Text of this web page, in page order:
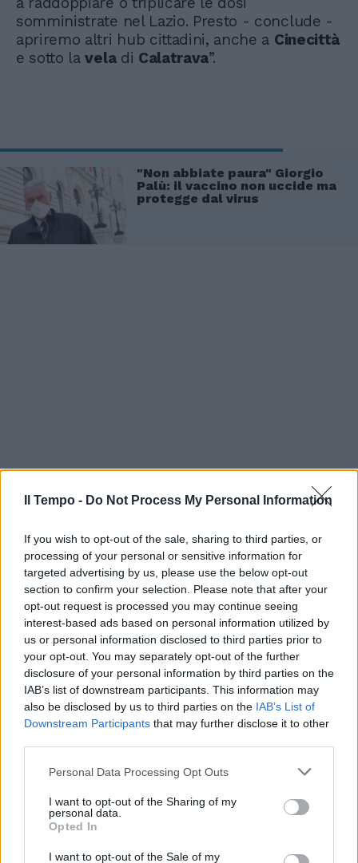
Il Tempo - Do Not Process My Personal Information
If you wish to opt-out of the sale, sharing to third parties, or
processing of your personal or sensitive information for
targeted advertising by us, please use the below opt-out
section to confirm your selection. Please note that after your
opt-out request is processed you may continue seeing
interest-based ads based on personal information utilized by
us or personal information disclosed to third parties prior to
your opt-out. You may separately opt-out of the further
disclosure of your personal information by third parties on the
IAB’s list of downstream participants. This information may
also be disclosed by us to third parties on the IAB’s List of
Downstream Participants that may further disclose it to other
Personal Data Processing Opt Outs
I want to opt-out of the Sharing of my
personal data.
Opted In
I want to opt-out of the Sale of my
somministrate nel Lazio. Presto - conclude -
apriremo altri hub cittadini, anche a Cinecittà
e sotto laveladi Calatrava”.
"Non abbiate paura" Giorgio
Palù: il vaccino non uccide ma
protegge dal virus